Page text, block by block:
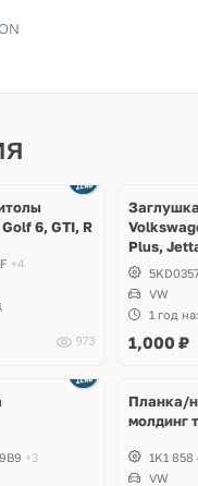
6, GTI, R
+4
973
Plus,
Scirocco,
VW
1 год
1,000 ₽
+3
Планка/
молдинг
1K1 858
VW